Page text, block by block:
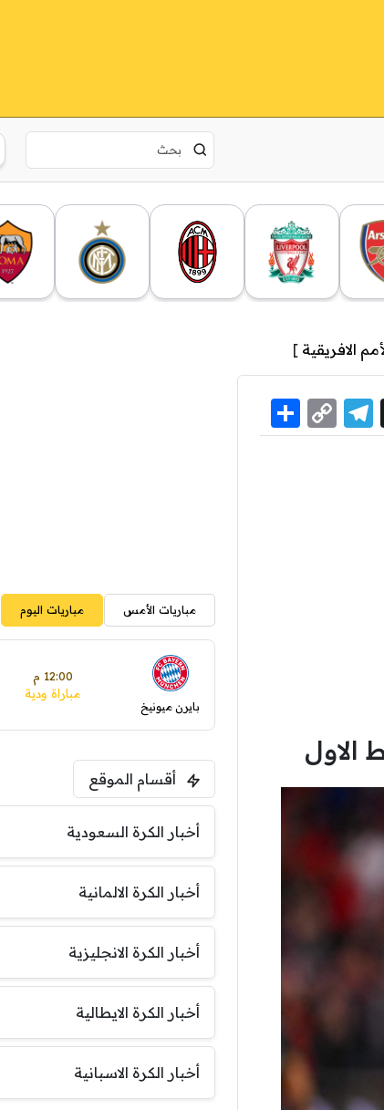
الافريقية ]
X
Telegram
Copy
Link
الاول
مباريات الأمس مباريات اليوم
بايرن ميونيخ
12:00 م
مباراة ودية
أقسام الموقع
أخبار الكرة السعودية
أخبار الكرة الالمانية
أخبار الكرة الانجليزية
أخبار الكرة الايطالية
أخبار الكرة الاسبانية